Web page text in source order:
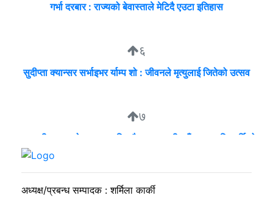
गर्भा दरबार : राज्यको बेवास्ताले मेटिदै एउटा इतिहास
६
सुदीप्ता क्यान्सर सर्भाइभर र्याम्प शो : जीवनले मृत्युलाई जितेको उत्सव
७
व्यवसायी मुन्दडाको घरमा एकाबिहानै खानतलासी, पाँच घन्टापछि फर्कियो
अध्यक्ष/प्रबन्ध सम्पादक : शर्मिला कार्की